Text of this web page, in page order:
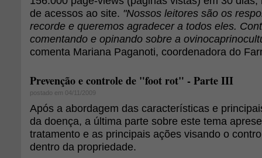
de acessos ao site. "Nossos leitores são os
recorde e queremos agradecer a todos eles.
comentando e opinando sobre a
comenta Mariana Paganoti, coordenadora do
Prevenção e controle de "foot rot" - Parte III
postado em 04/11/2009
Após a abordagem das características e
da doença, a última parte sobre este tema
tratamento e as principais ações visando o
dentro da propriedade.